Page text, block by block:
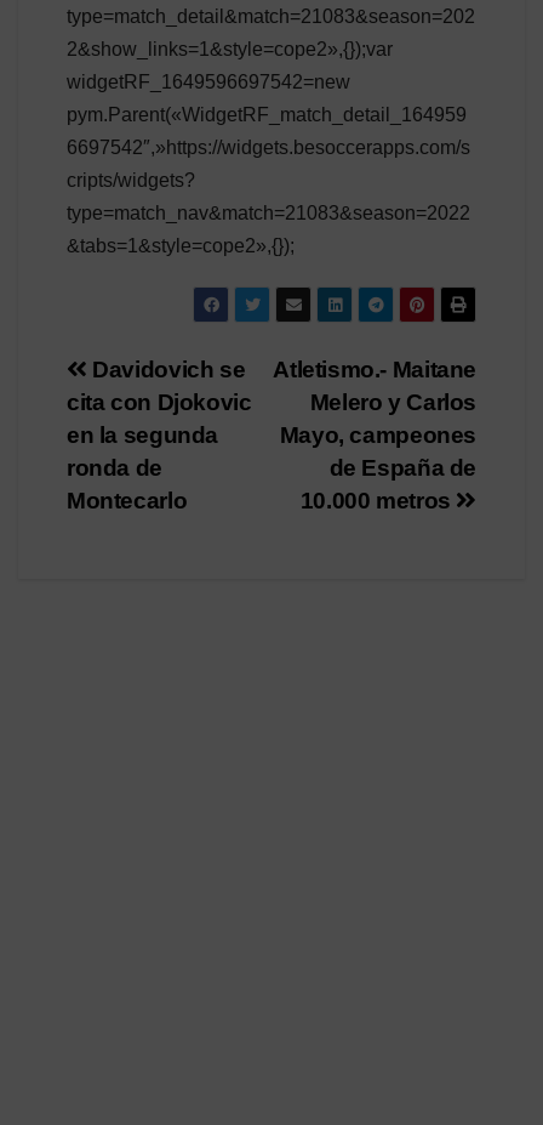
type=match_detail&match=21083&season=202
2&show_links=1&style=cope2»,{});var
widgetRF_1649596697542=new
pym.Parent(«WidgetRF_match_detail_164959
6697542″,»https://widgets.besoccerapps.com/s
cripts/widgets?
type=match_nav&match=21083&season=2022
&tabs=1&style=cope2»,{});
Navegación
de
entradas
Atletismo.- Maitane
Melero y Carlos
Mayo, campeones
de España de
10.000 metros
Davidovich se
cita con Djokovic
en la segunda
ronda de
Montecarlo